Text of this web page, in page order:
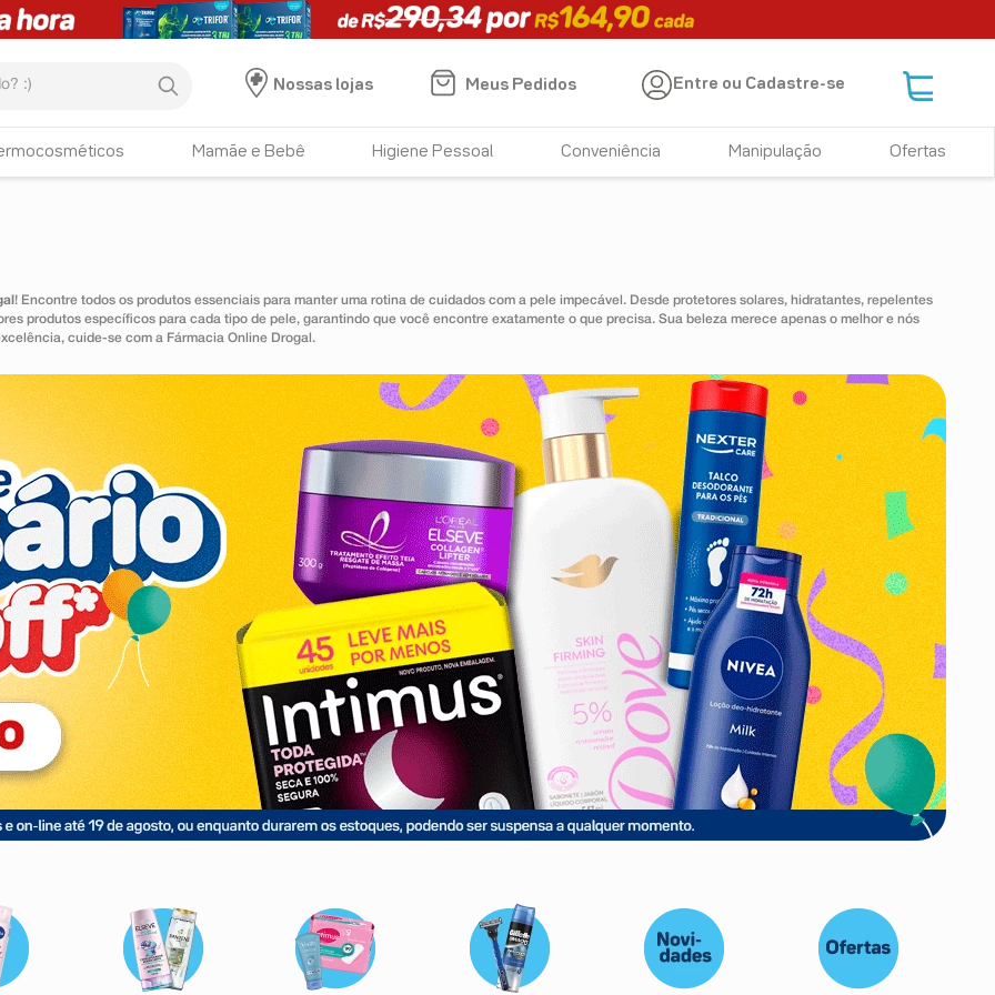
Nossas lojas
Meus Pedidos Entre ou Cadastre-se
Mamãe e Bebê Higiene Pessoal Conveniência Manipulação Ofertas
! Encontre todos os produtos essenciais para manter uma rotina de cuidados com a pele impecável. Desde protetores solares, hidratantes, repelentes
produtos específicos para cada tipo de pele, garantindo que você encontre exatamente o que precisa. Sua beleza merece apenas o melhor e nós
cuide-se com a Fármacia Online Drogal.